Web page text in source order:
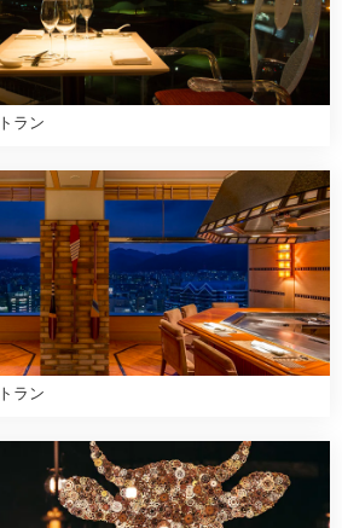
ラン
ラン